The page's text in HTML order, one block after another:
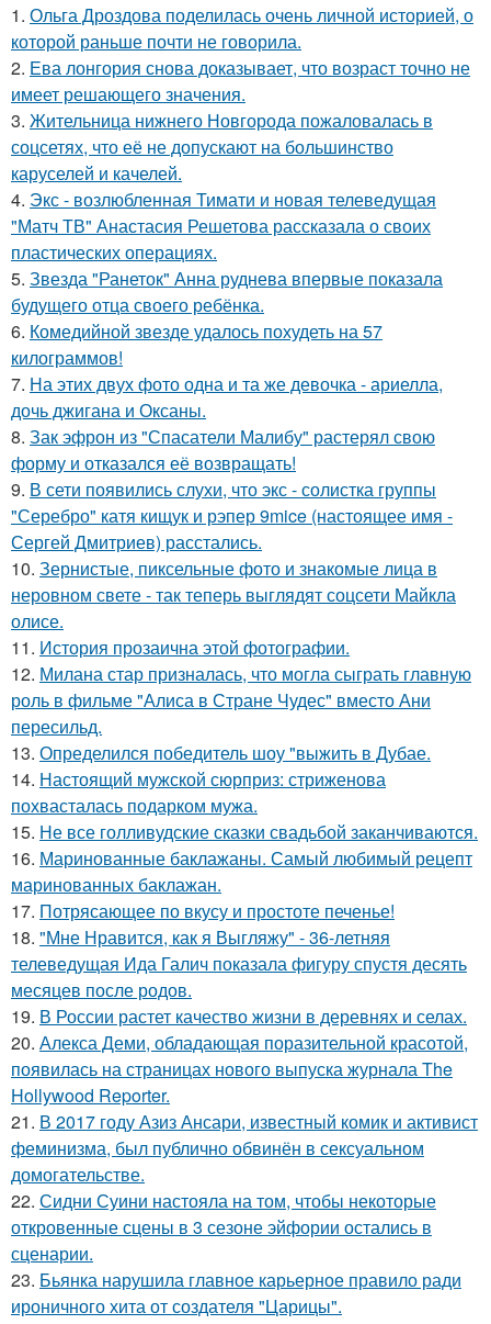
1. Ольга Дроздова поделилась очень личной историей, о
которой раньше почти не говорила.
2. Ева лонгория снова доказывает, что возраст точно не
имеет решающего значения.
3. Жительница нижнего Новгорода пожаловалась в
соцсетях, что её не допускают на большинство
каруселей и качелей.
4. Экс - возлюбленная Тимати и новая телеведущая
"Матч ТВ" Анастасия Решетова рассказала о своих
пластических операциях.
5. Звезда "Ранеток" Анна руднева впервые показала
будущего отца своего ребёнка.
6. Комедийной звезде удалось похудеть на 57
килограммов!
7. На этих двух фото одна и та же девочка - ариелла,
дочь джигана и Оксаны.
8. Зак эфрон из "Спасатели Малибу" растерял свою
форму и отказался её возвращать!
9. В сети появились слухи, что экс - солистка группы
"Серебро" катя кищук и рэпер 9mice (настоящее имя -
Сергей Дмитриев) расстались.
10. Зернистые, пиксельные фото и знакомые лица в
неровном свете - так теперь выглядят соцсети Майкла
олисе.
11. История прозаична этой фотографии.
12. Милана стар призналась, что могла сыграть главную
роль в фильме "Алиса в Стране Чудес" вместо Ани
пересильд.
13. Определился победитель шоу "выжить в Дубае.
14. Настоящий мужской сюрприз: стриженова
похвасталась подарком мужа.
15. Не все голливудские сказки свадьбой заканчиваются.
16. Маринованные баклажаны. Самый любимый рецепт
маринованных баклажан.
17. Потрясающее по вкусу и простоте печенье!
18. "Мне Нравится, как я Выгляжу" - 36-летняя
телеведущая Ида Галич показала фигуру спустя десять
месяцев после родов.
19. В России растет качество жизни в деревнях и селах.
20. Алекса Деми, обладающая поразительной красотой,
появилась на страницах нового выпуска журнала The
Hollywood Reporter.
21. В 2017 году Азиз Ансари, известный комик и активист
феминизма, был публично обвинён в сексуальном
домогательстве.
22. Сидни Суини настояла на том, чтобы некоторые
откровенные сцены в 3 сезоне эйфории остались в
сценарии.
23. Бьянка нарушила главное карьерное правило ради
ироничного хита от создателя "Царицы".